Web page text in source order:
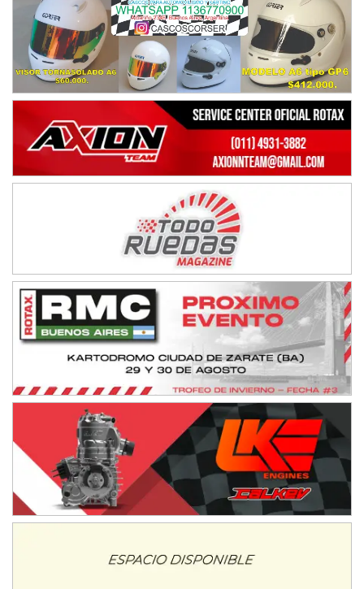
Humboldt (Santa Fe)
NORESTE SANTAFESINO - F6
Ciudad de Avellaneda (Asfalto)
Avellaneda (Santa Fe)
José Samuel Sánchez (Tierra)
Rufino (Santa Fe)
TUCUMANO - F5
Juan Navarro (Asfalto)